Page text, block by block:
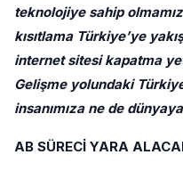
teknolojiye sahip
kısıtlama Türkiye’ye
internet sitesi kapatma
Gelişme yolundaki
insanımıza ne de
AB SÜRECİ YARA